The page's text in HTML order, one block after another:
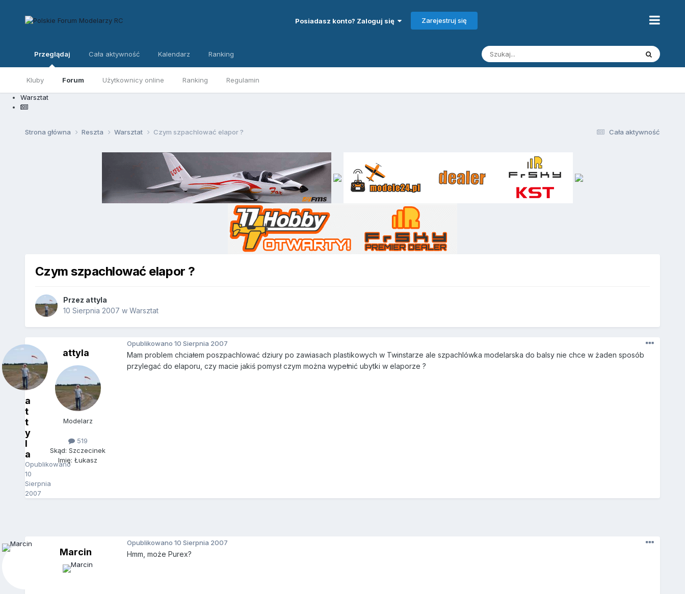
Posiadasz konto? Zaloguj się Zarejestruj się
Przeglądaj
Kluby Forum Użytkownicy online Ranking Regulamin
Cała aktywność Kalendarz Ranking
Warsztat
Cała aktywność
Strona główna Reszta Warsztat Czym szpachlować elapor ?
Czym szpachlować elapor ?
Przez attyla
10 Sierpnia 2007 w Warsztat
a
t
t
y
l
a
Opublikowano
10
Sierpnia
2007
attyla
Modelarz
519
Skąd: Szczecinek
Imię: Łukasz
Opublikowano 10 Sierpnia 2007
Mam problem chciałem poszpachlować dziury po zawiasach plastikowych w Twinstarze ale szpachlówka modelarska do balsy nie chce w żaden sposób
przylegać do elaporu, czy macie jakiś pomysł czym można wypełnić ubytki w elaporze ?
Marcin
Opublikowano 10 Sierpnia 2007
Hmm, może Purex?